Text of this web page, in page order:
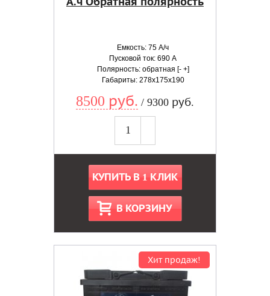
Емкость: 75 А/ч
Пусковой ток: 690 А
Полярность: обратная [- +]
Габариты: 278x175x190
8500 руб. / 9300 руб.
КУПИТЬ В 1 КЛИК
В КОРЗИНУ
Хит продаж!